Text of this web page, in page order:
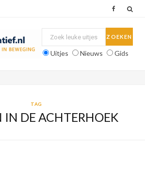
o
Uitjes Nieuws Gids
TAG
IN DE ACHTERHOEK